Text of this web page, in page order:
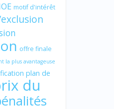
motif d'intérêt
offre finale
plus avantageuse
plan de
du